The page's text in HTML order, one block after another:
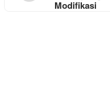
Modifikasi